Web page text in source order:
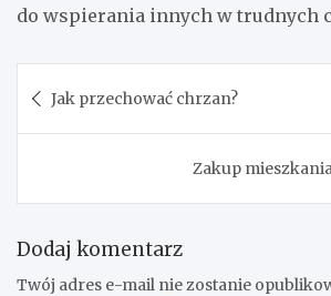
do wspierania innych w trudnych
wpisu
Jak przechować chrzan?
Zakup
Dodaj komentarz
Twój adres e-mail nie zostanie